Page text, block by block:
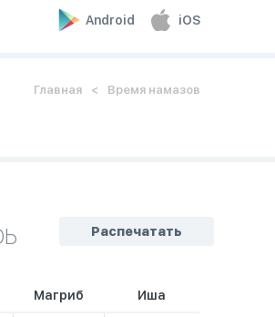
Android iOS
Главная Время намазов
Распечатать
Магриб Иша